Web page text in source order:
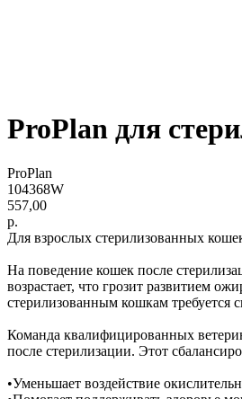
ProPlan для
ProPlan
104368W
557,00
р.
Для взрослых стерилизованных
На поведение кошек после
возрастает, что грозит развитием
стерилизованным кошкам требуется
Команда квалифицированных
после стерилизации. Этот
•Уменьшает воздействие